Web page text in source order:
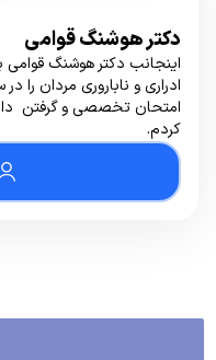
دکتر هوشنگ قوامی
اینجانب دکتر هوشنگ
امتحان تخصصی و گرفتن
کردم.